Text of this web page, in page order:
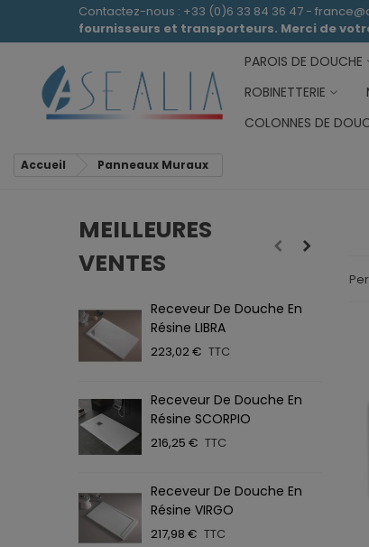
Contactez-nous : +33 (0)6 33 84 36 47 -
fournisseurs et transporteurs. Merci de
PAROIS DE DOUCHE
ROBINETTERIE
COLONNES DE
Accueil Panneaux Muraux
MEILLEURES
VENTES
Receveur De Douche En
Résine LIBRA
223,02 € TTC
Receveur De Douche En
Résine SCORPIO
216,25 € TTC
Receveur De Douche En
Résine VIRGO
217,98 € TTC